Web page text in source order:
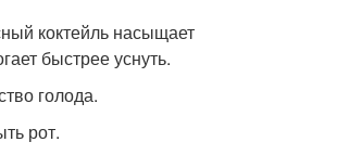
коктейль насыщает
быстрее уснуть.
голода.
рот.